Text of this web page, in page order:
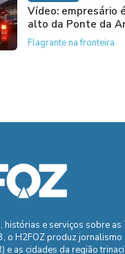
Vídeo: empresário
alto da Ponte da
Flagrante na fronteira
histórias e serviços sobre as
o H2FOZ produz
e as cidades da região